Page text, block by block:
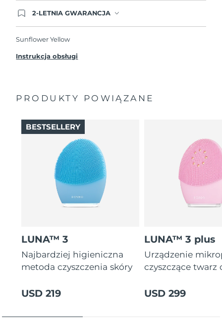
2-LETNIA GWARANCJA
przypadku wystąpienia problemów w ciągu 2 lat
Sunflower Yellow
Instrukcja obsługi
PRODUKTY POWIĄZANE
LUNA™ 3
Najbardziej higieniczna
metoda czyszczenia skóry
USD 219
BESTSELLERY
LUNA™ 3 plus
Urządzenie
czyszczące twarz
USD 299